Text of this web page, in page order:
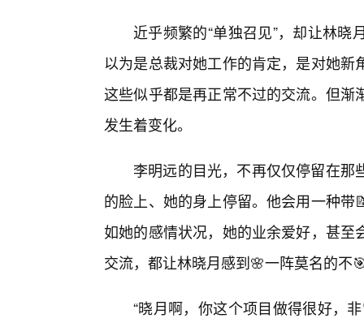
近乎频繁的“单独召见”，却让林
以为是总裁对她工作的肯定，是对她
这些似乎都是再正常不过的交流。但
发生着变化。
李明远的目光，不再仅仅停留在那
的脸上、她的身上停留。他会用一种
如她的感情状况，她的业余爱好，甚
交流，都让林晓月感到🌸一阵莫名的不
“晓月啊，你这个项目做得很好，